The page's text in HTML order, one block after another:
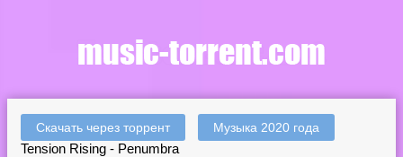
Скачать через торрент Музыка 2020 года
Tension Rising - Penumbra